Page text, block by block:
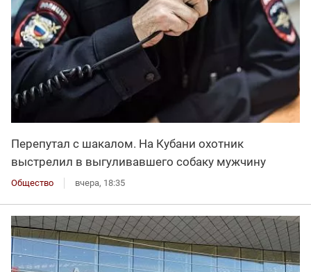
Перепутал с шакалом. На Кубани охотник
выстрелил в выгуливавшего собаку мужчину
Общество вчера, 18:35